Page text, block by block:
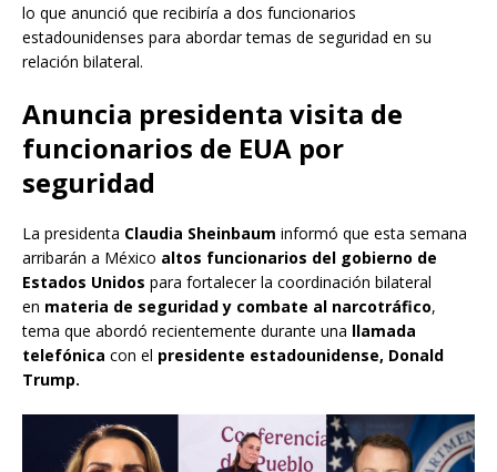
lo que anunció que recibiría a dos funcionarios
estadounidenses para abordar temas de seguridad en su
relación bilateral.
Anuncia presidenta visita de
funcionarios de EUA por
seguridad
La presidenta Claudia Sheinbaum informó que esta semana
arribarán a México altos funcionarios del gobierno de
Estados Unidos para fortalecer la coordinación bilateral
en materia de seguridad y combate al narcotráfico,
tema que abordó recientemente durante una llamada
telefónica con el presidente estadounidense, Donald
Trump.